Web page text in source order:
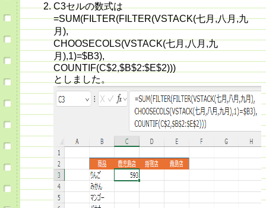
C3セルの数式は
=SUM(FILTER(FILTER(VSTACK(七月,八月,九
月),
CHOOSECOLS(VSTACK(七月,八月,九
月),1)=$B3),
COUNTIF(C$2,$B$2:$E$2)))
としました。